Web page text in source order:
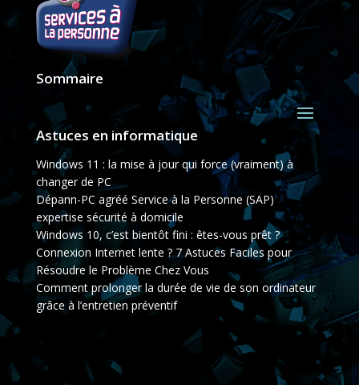
Sommaire
Astuces en informatique
Windows 11 : la mise à jour qui force (vraiment) à
changer de PC
Dépann-PC agréé Service à la Personne (SAP)
expertise sécurité à domicile
Windows 10, c’est bientôt fini : êtes-vous prêt ?
Connexion Internet lente ? 7 Astuces Faciles pour
Résoudre le Problème Chez Vous
Comment prolonger la durée de vie de son ordinateur
grâce à l’entretien préventif